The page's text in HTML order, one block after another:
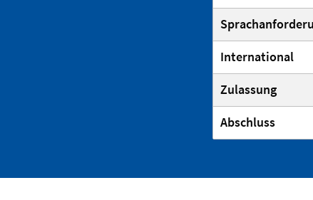
International
Zulassung
Abschluss